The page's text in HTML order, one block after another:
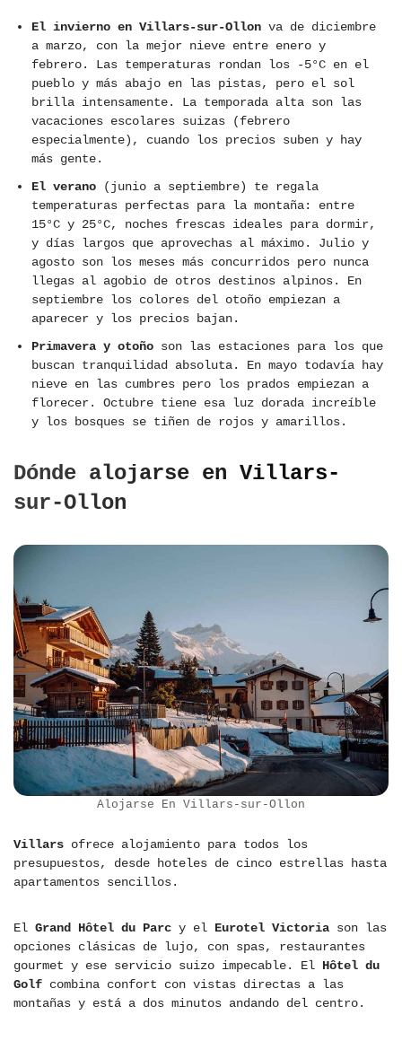
El invierno en Villars-sur-Ollon va de diciembre
a marzo, con la mejor nieve entre enero y
febrero. Las temperaturas rondan los -5°C en el
pueblo y más abajo en las pistas, pero el sol
brilla intensamente. La temporada alta son las
vacaciones escolares suizas (febrero
especialmente), cuando los precios suben y hay
más gente.
El verano (junio a septiembre) te regala
temperaturas perfectas para la montaña: entre
15°C y 25°C, noches frescas ideales para dormir,
y días largos que aprovechas al máximo. Julio y
agosto son los meses más concurridos pero nunca
llegas al agobio de otros destinos alpinos. En
septiembre los colores del otoño empiezan a
aparecer y los precios bajan.
Primavera y otoño son las estaciones para los que
buscan tranquilidad absoluta. En mayo todavía hay
nieve en las cumbres pero los prados empiezan a
florecer. Octubre tiene esa luz dorada increíble
y los bosques se tiñen de rojos y amarillos.
Dónde alojarse en Villars-
sur-Ollon
Alojarse En Villars-sur-Ollon
Villars ofrece alojamiento para todos los
presupuestos, desde hoteles de cinco estrellas hasta
apartamentos sencillos.
El Grand Hôtel du Parc y el Eurotel Victoria son las
opciones clásicas de lujo, con spas, restaurantes
gourmet y ese servicio suizo impecable. El Hôtel du
Golf combina confort con vistas directas a las
montañas y está a dos minutos andando del centro.